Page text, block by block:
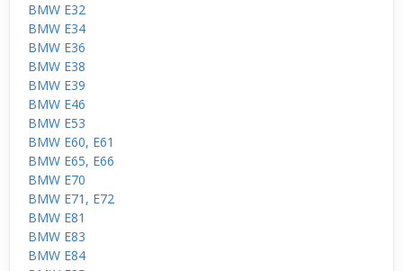
BMW E32
BMW E34
BMW E36
BMW E38
BMW E39
BMW E46
BMW E53
BMW E60, E61
BMW E65, E66
BMW E70
BMW E71, E72
BMW E81
BMW E83
BMW E84